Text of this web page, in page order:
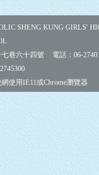
SHENG KUNG GIRLS'
七巷六十四號 電話：06-
網使用IE11或Chrome瀏覽器